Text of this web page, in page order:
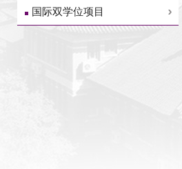
国际双学位项目